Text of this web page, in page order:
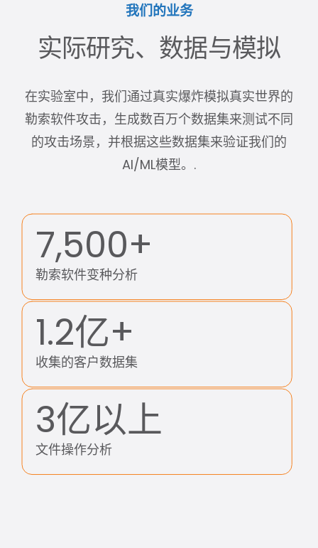
我们的业务
实际研究、数据与模拟
在实验室中，我们通过真实爆炸模拟真实世界的
勒索软件攻击，生成数百万个数据集来测试不同
的攻击场景，并根据这些数据集来验证我们的
AI/ML模型。.
7,500+
勒索软件变种分析
1.2亿+
收集的客户数据集
3亿以上
文件操作分析